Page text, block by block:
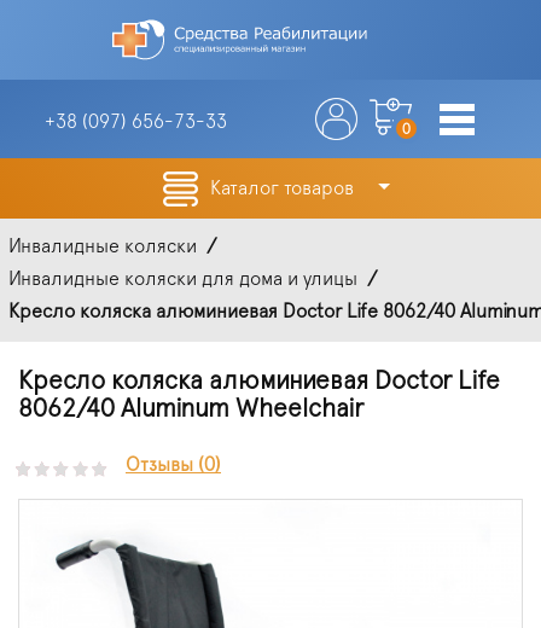
+38 (097) 656-73-33 0
Каталог товаров
Инвалидные коляски
Инвалидные коляски для дома и улицы
Кресло коляска алюминиевая Doctor Life 8062/40
Кресло коляска алюминиевая Doctor Life
8062/40 Aluminum Wheelchair
Отзывы (0)